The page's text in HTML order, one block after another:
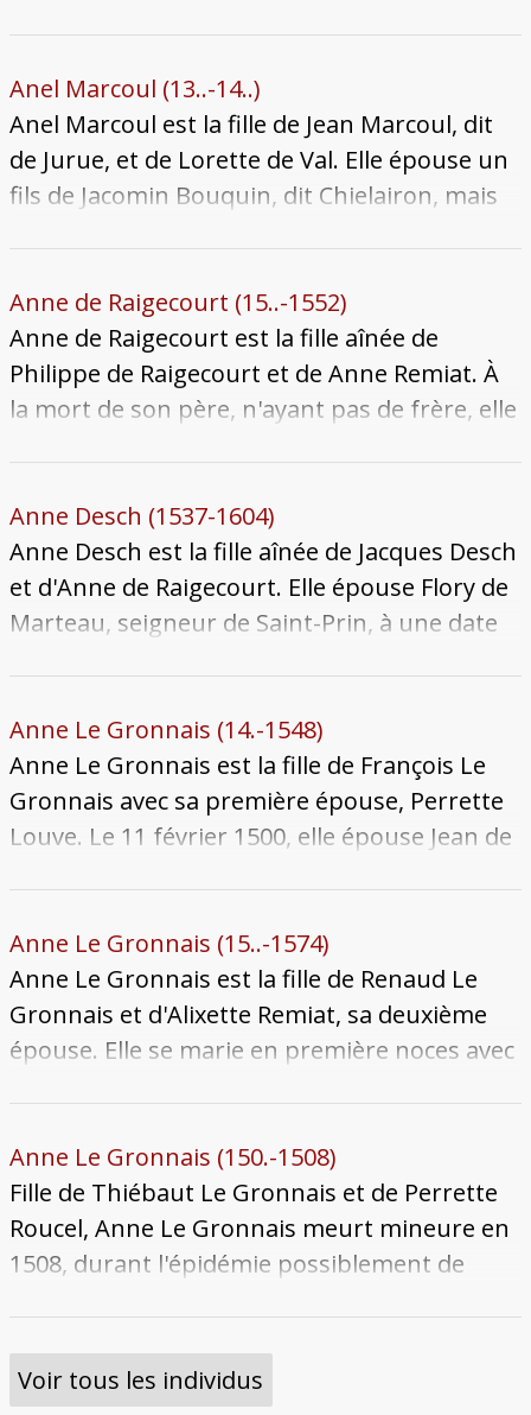
avec Isabelle Baudoche.
Anel Marcoul (13..-14..)
Anel Marcoul est la fille de Jean Marcoul, dit
de Jurue, et de Lorette de Val. Elle épouse un
fils de Jacomin Bouquin, dit Chielairon, mais
d’un ban de Marange, qu’elle paraît avoir
hérité de son père. Les habitants de ce ban
refusent alors de se soumettre au
dénombrement des villages et gagnages de
Anne de Raigecourt (15..-1552)
Anne de Raigecourt est la fille aînée de
Philippe de Raigecourt et de Anne Remiat. À
la mort de son père, n'ayant pas de frère, elle
Elle meurt 3 janvier 1552, le laissant veuf. Sa
sépulture se trouve en l'église Notre-Dame
d'Épinal.
Anne Desch (1537-1604)
Anne Desch est la fille aînée de Jacques Desch
et d'Anne de Raigecourt. Elle épouse Flory de
Marteau, seigneur de Saint-Prin, à une date
de Mardigny selon le partage de succession
de Philippe de Raigecourt et d'Anne Remiat.
Elle meurt veuve âgée de 67 ans le 2
septembre 1604.
Anne Le Gronnais (14.-1548)
Anne Le Gronnais est la fille de François Le
Gronnais avec sa première épouse, Perrette
Louve. Le 11 février 1500, elle épouse Jean de
occasion, une joute est organisé par François
Le Gronnais, son père, en place du Change
avec la présence de nombreux nobles
bourguignons. Anne meurt en 1548, sans
Anne Le Gronnais (15..-1574)
Anne Le Gronnais est la fille de Renaud Le
Gronnais et d'Alixette Remiat, sa deuxième
épouse. Elle se marie en première noces avec
meurt jeune en 1538. Elle convole ensuite en
secondes noces avec François de Dommartin,
un noble lorrain dont elle est la seconde
épouse. Ce dernier meurt en 1549, la laissant
manuscrits médiévaux ayant appartenu à
Anne Le Gronnais ont été repérés, conservés
Anne Le Gronnais (150.-1508)
Fille de Thiébaut Le Gronnais et de Perrette
Roucel, Anne Le Gronnais meurt mineure en
1508, durant l'épidémie possiblement de
période et sont inhumés ensemble au
couvent des Célestins.
Voir tous les individus